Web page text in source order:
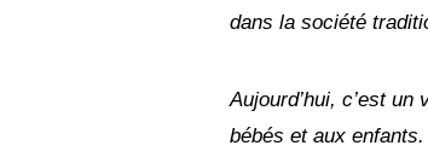
dans la société
Aujourd’hui, c’est
bébés et aux